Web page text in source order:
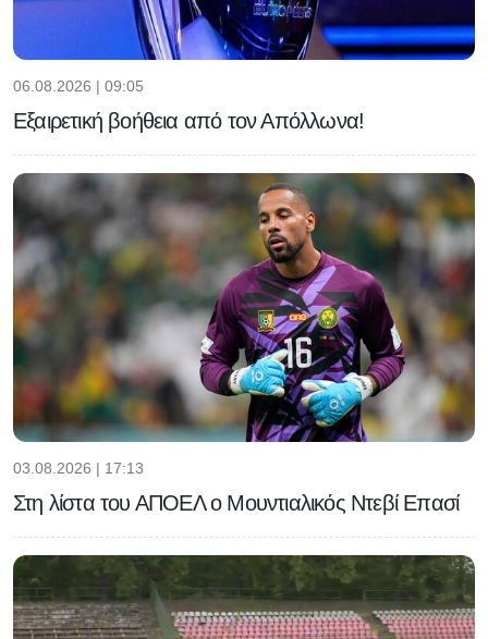
06.08.2026 | 09:05
Εξαιρετική βοήθεια από τον Απόλλωνα!
03.08.2026 | 17:13
Στη λίστα του ΑΠΟΕΛ ο Μουντιαλικός Ντεβί Επασί